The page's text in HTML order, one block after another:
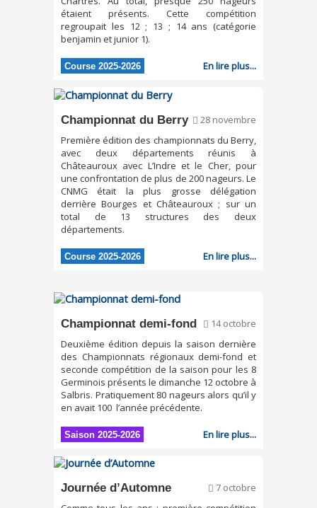
étaient présents. Cette compétition
regroupait les 12 ; 13 ; 14 ans (catégorie
benjamin et junior 1).
Course 2025-2026 En lire plus...
Championnat du Berry
28 novembre
Première édition des championnats du Berry,
avec deux départements réunis à
Châteauroux avec L’Indre et le Cher, pour
une confrontation de plus de 200 nageurs. Le
CNMG était la plus grosse délégation
derrière Bourges et Châteauroux ; sur un
total de 13 structures des deux
départements.
Course 2025-2026 En lire plus...
Championnat demi-fond
14 octobre
Deuxième édition depuis la saison dernière
des Championnats régionaux demi-fond et
seconde compétition de la saison pour les 8
Germinois présents le dimanche 12 octobre à
Salbris. Pratiquement 80 nageurs alors qu’il y
en avait 100 l’année précédente.
Saison 2025-2026 En lire plus...
Journée d’Automne
7 octobre